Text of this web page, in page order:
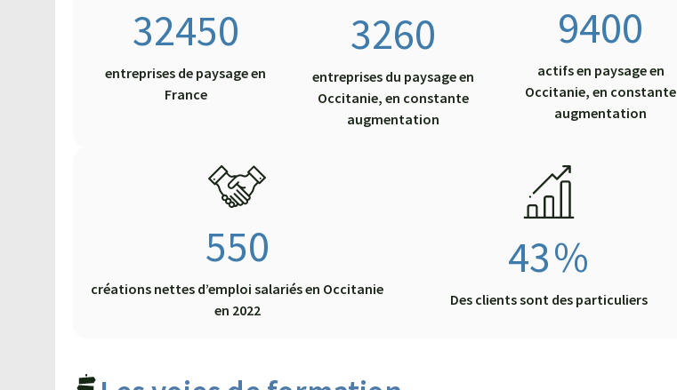
32450
entreprises de paysage en
France
3260
entreprises du paysage en
Occitanie, en constante
augmentation
9400
actifs en paysage en
Occitanie, en constante
augmentation
550
créations nettes d’emploi salariés en Occitanie
en 2022
43%
Des clients sont des particuliers
paysager à Narbonne !